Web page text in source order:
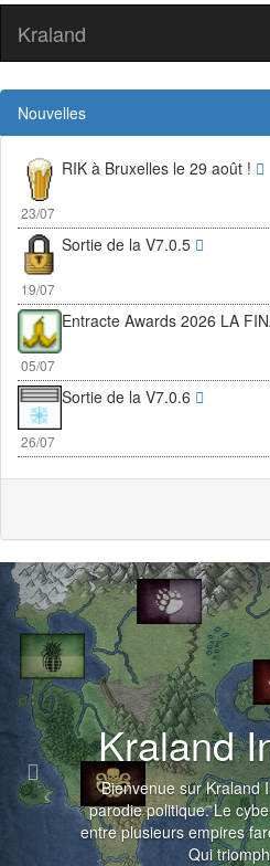
Kraland
Nouvelles
23/07
RIK à Bruxelles le 29 août !
19/07
Sortie de la V7.0.5
05/07
Entracte Awards 2026 LA
26/07
Sortie de la V7.0.6
Kraland
Bienvenue sur Kraland
parodie politique. Le
entre plusieurs empires
Qui
Previous